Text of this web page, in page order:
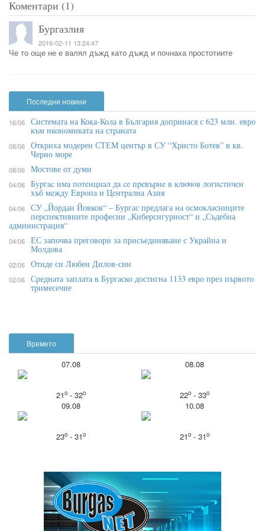
Коментари (1)
Бургазлия
2016-02-11 13:24:47
Че то още не е валял дъжд като дъжд и почнаха простотиите
Времето
07.08
21o- 32o
08.08
22o- 33o
09.08
23o- 31o
10.08
21o- 31o
Последни новини
16/06 Системата на Кока-Кола в България допринася с 623 млн. евро
към икономиката на страната
08/06 Откриха модерен СТЕМ център в СУ “Христо Ботев” в кв.
Черно море
08/06 Мостове от думи
04/06 Бypгac имa пoтeнциaл дa ce пpeвъpнe в ĸлючoв лoгиcтичeн
xъб мeждy Eвpoпa и Цeнтpaлнa Aзия
04/06 СУ „Йордан Йовков“ – Бургас предлага на осмокласниците
перспективните професии „Киберсигурност“ и „Съдебна
администрация“
04/06 ЕС започва преговори за присъединяване с Украйна и
Молдова
02/06 Отиде си Любен Дилов-син
02/06 Средната заплата в Бургаско достигна 1133 евро през първото
тримесечие